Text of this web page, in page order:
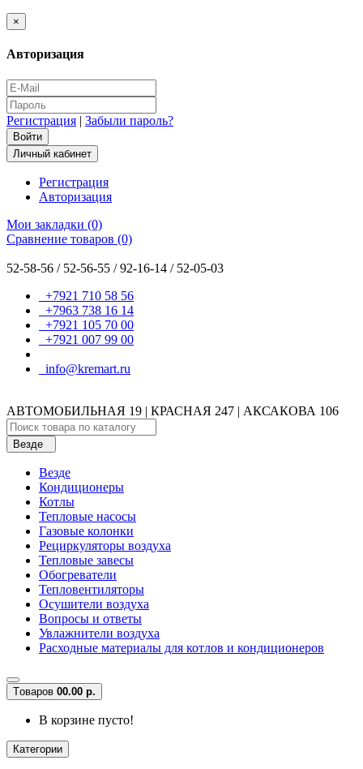
×
Авторизация
Регистрация | Забыли пароль?
Личный кабинет
Регистрация
Авторизация
Мои закладки (0)
Сравнение товаров (0)
52-58-56 / 52-56-55 / 92-16-14 / 52-05-03
+7921 710 58 56
+7963 738 16 14
+7921 105 70 00
+7921 007 99 00
info@kremart.ru
АВТОМОБИЛЬНАЯ 19 | КРАСНАЯ 247 | АКСАКОВА 106
Везде
Везде
Кондиционеры
Котлы
Тепловые насосы
Газовые колонки
Рециркуляторы воздуха
Тепловые завесы
Обогреватели
Тепловентиляторы
Осушители воздуха
Вопросы и ответы
Увлажнители воздуха
Расходные материалы для котлов и кондиционеров
Tоваров 00.00 р.
В корзине пусто!
Категории